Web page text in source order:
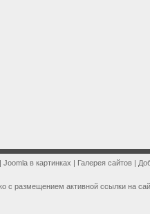
| Joomla в картинках | Галерея сайтов |
с размещением активной ссылки на